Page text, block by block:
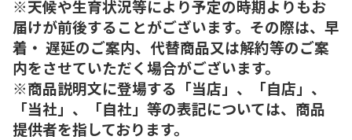
※天候や生育状況等により予定の時期よりもお
届けが前後することがございます。その際は、早
着・ 遅延のご案内、代替商品又は解約等のご案
内をさせていただく場合がございます。
※商品説明文に登場する「当店」、「自店」、
「当社」、「自社」等の表記については、商品
提供者を指しております。